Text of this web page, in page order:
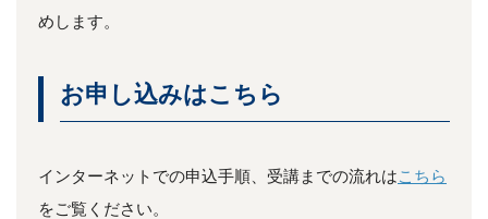
めします。
お申し込みはこちら
インターネットでの申込手順、受講までの流れはこちら
をご覧ください。